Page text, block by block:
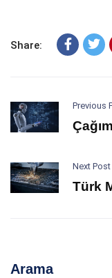
Share:
Previous
Next Post
Türk
Arama